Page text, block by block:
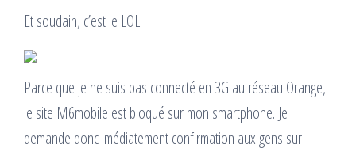
Et soudain, c’est le LOL.
Parce que je ne suis pas connecté en 3G au réseau Orange,
le site M6mobile est bloqué sur mon smartphone. Je
demande donc imédiatement confirmation aux gens sur